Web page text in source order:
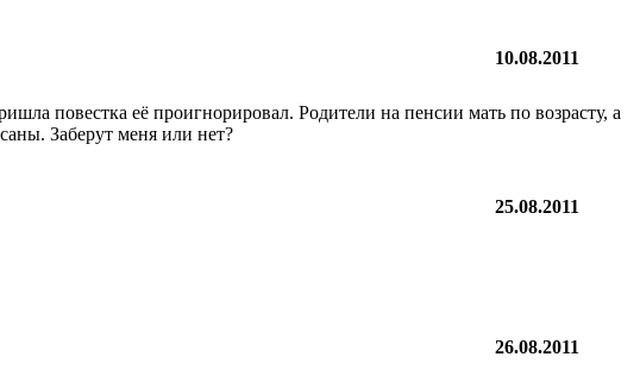
10.08.2011
повестка её проигнорировал. Родители на пенсии мать по возрасту, а
Заберут меня или нет?
25.08.2011
26.08.2011